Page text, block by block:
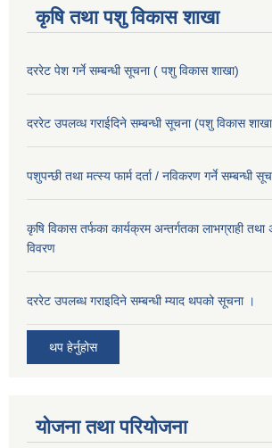
कृषि तथा पशु विकास शाखा
दररेट पेश गर्ने सम्बन्धी सूचना ( पशु विकास शाखा)
दररेट उपलव्ध गराईदिने सम्बन्धी सूचना (पशु विकास
पशुपन्छी तथा मत्स्य फार्म दर्ता / नविकरण गर्ने सम्बन्धी
कृषि विकास तर्फका कार्यक्रम अन्तर्गतका लाभग्राही तथा
विवरण
दररेट उपलब्ध गराइदिने सम्बन्धी म्याद थपको सूचना ।
थप हेर्नुहोस
योजना तथा परियोजना